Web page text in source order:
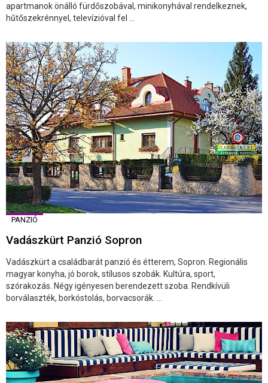
apartmanok önálló fürdőszobával, minikonyhával rendelkeznek,
hűtőszekrénnyel, televízióval fel ...
PANZIÓ
Vadászkürt Panzió Sopron
Vadászkürt a családbarát panzió és étterem, Sopron. Regionális
magyar konyha, jó borok, stílusos szobák. Kultúra, sport,
szórakozás. Négy igényesen berendezett szoba. Rendkívüli
borválaszték, borkóstolás, borvacsorák. ...